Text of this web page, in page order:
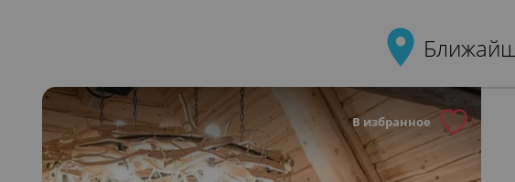
В избранное